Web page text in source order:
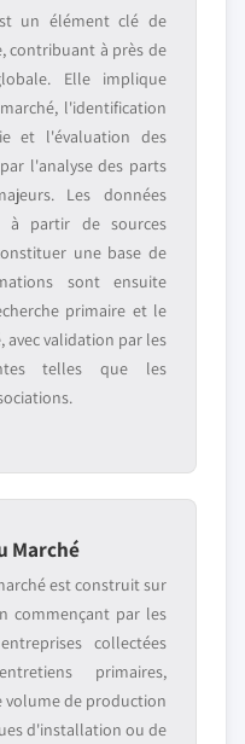
un élément clé de
contribuant à près de
Elle implique
l'identification
et l'évaluation des
l'analyse des parts
Les données
à partir de sources
une base de
sont ensuite
primaire et le
validation par les
telles que les
Marché
est construit sur
commençant par les
collectées
primaires,
volume de production
d'installation ou de